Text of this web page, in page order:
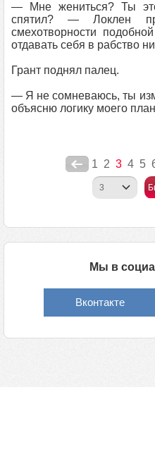
— Мне жениться? Ты
спятил? — Локлен
смехотворности
отдавать себя в рабство
Грант поднял палец.
— Я не сомневаюсь, ты
объясню логику моего
1 2 3 4 5
Мы в
Вконтакте